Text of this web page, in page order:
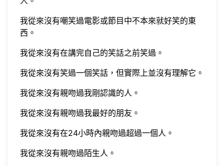
我從來沒有嘲笑過電影或節目中不本來就好笑的東
西。
我從來沒有在講完自己的笑話之前笑過。
我從來沒有笑過一個笑話，但實際上並沒有理解它。
我從來沒有親吻過我剛認識的人。
我從來沒有親吻過我最好的朋友。
我從來沒有在24小時內親吻過超過一個人。
我從來沒有親吻過陌生人。